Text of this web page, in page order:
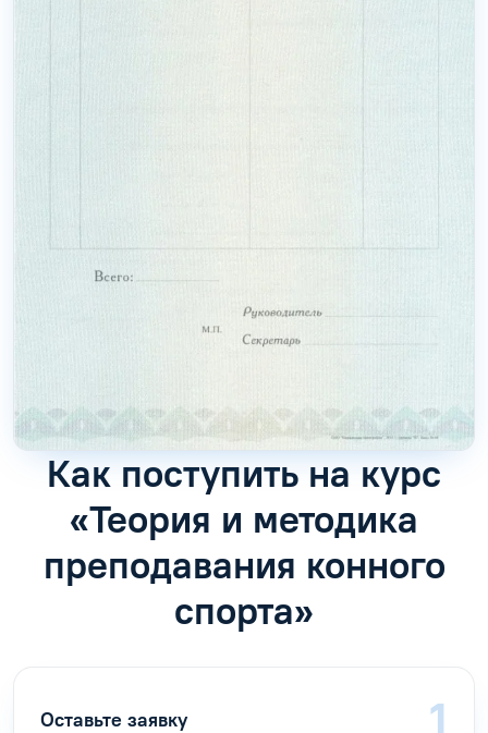
Как поступить на курс
«Теория и методика
преподавания конного
спорта»
Оставьте заявку